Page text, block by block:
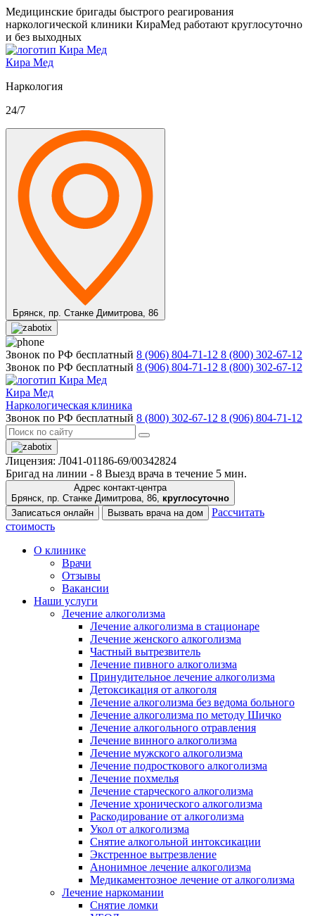
Медицинские бригады быстрого реагирования
наркологической клиники КираМед работают круглосуточно
и без выходных
Кира Мед
Наркология
24/7
Брянск, пр. Станке Димитрова, 86
Звонок по РФ бесплатный 8 (906) 804-71-12 8 (800) 302-67-12
Звонок по РФ бесплатный 8 (906) 804-71-12 8 (800) 302-67-12
Кира Мед
Наркологическая клиника
Звонок по РФ бесплатный 8 (800) 302-67-12 8 (906) 804-71-12
Лицензия: Л041-01186-69/00342824
Бригад на линии - 8 Выезд врача в течение 5 мин.
Адрес контакт-центра
Брянск, пр. Станке Димитрова, 86, круглосуточно
Записаться онлайн
Вызвать врача на дом
Рассчитать
стоимость
О клинике
Врачи
Отзывы
Вакансии
Наши услуги
Лечение алкоголизма
Лечение алкоголизма в стационаре
Лечение женского алкоголизма
Частный вытрезвитель
Лечение пивного алкоголизма
Принудительное лечение алкоголизма
Детоксикация от алкоголя
Лечение алкоголизма без ведома больного
Лечение алкоголизма по методу Шичко
Лечение алкогольного отравления
Лечение винного алкоголизма
Лечение мужского алкоголизма
Лечение подросткового алкоголизма
Лечение похмелья
Лечение старческого алкоголизма
Лечение хронического алкоголизма
Раскодирование от алкоголизма
Укол от алкоголизма
Снятие алкогольной интоксикации
Экстренное вытрезвление
Анонимное лечение алкоголизма
Медикаментозное лечение от алкоголизма
Лечение наркомании
Снятие ломки